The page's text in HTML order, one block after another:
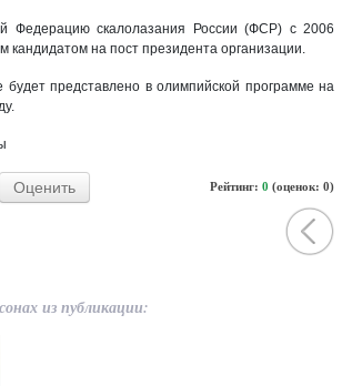
Федерацию скалолазания России (ФСР) с 2006
кандидатом на пост президента организации.
будет представлено в олимпийской программе на
Рейтинг: 0 (оценок: 0)
из публикации: